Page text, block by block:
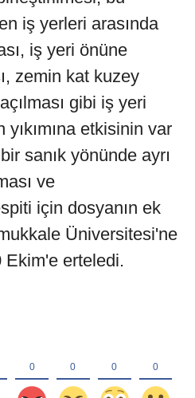
iş yerleri arasında
iş yeri önüne
zemin kat kuzey
gibi iş yeri
yıkımına etkisinin var
sanık yönünde ayrı
ve
için dosyanın ek
Üniversitesi'ne
Ekim'e erteledi.